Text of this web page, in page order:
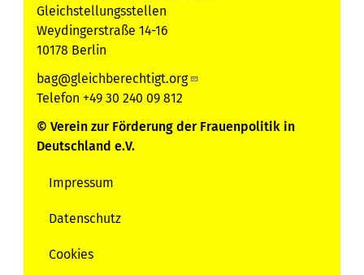
Gleichstellungsstellen
Weydingerstraße 14-16
10178 Berlin
bag@gleichberechtigt.org
Telefon +49 30 240 09 812
© Verein zur Förderung der Frauenpolitik in
Deutschland e.V.
Servicemenu
Impressum
Datenschutz
Cookies